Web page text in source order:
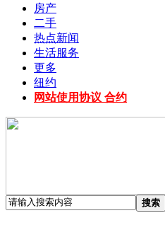
房产
二手
热点新闻
生活服务
更多
纽约
网站使用协议 合约
搜索